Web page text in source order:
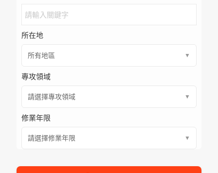
所在地
所有地區 ▼
專攻領域
請選擇專攻領域 ▼
修業年限
請選擇修業年限 ▼